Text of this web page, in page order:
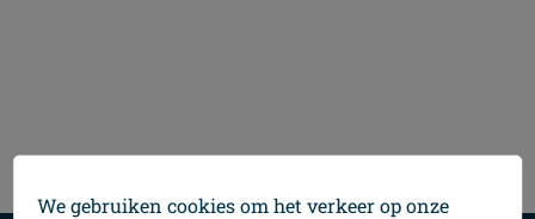
We gebruiken cookies om het verkeer op onze